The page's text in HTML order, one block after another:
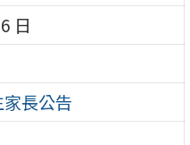
日
長公告